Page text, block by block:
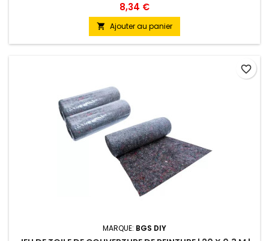
8,34 €
 Ajouter au panier
MARQUE: BGS DIY
favorite_border